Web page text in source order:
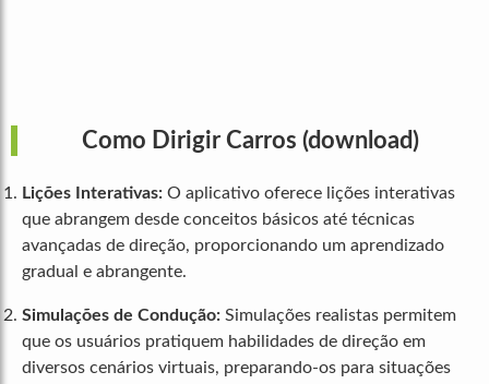
Como Dirigir Carros (download)
Lições Interativas: O aplicativo oferece lições interativas
que abrangem desde conceitos básicos até técnicas
avançadas de direção, proporcionando um aprendizado
gradual e abrangente.
Simulações de Condução: Simulações realistas permitem
que os usuários pratiquem habilidades de direção em
diversos cenários virtuais, preparando-os para situações